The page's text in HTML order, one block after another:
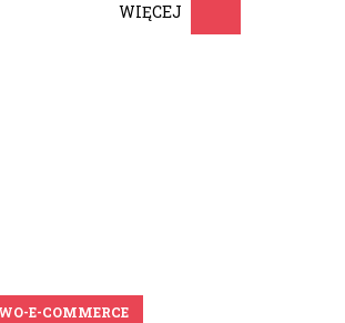
WIĘCEJ
E-COMMERCE